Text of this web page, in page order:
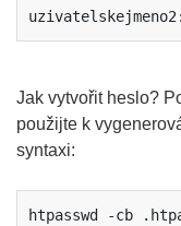
Jak vytvořit heslo?
použijte k
syntaxi:
htpasswd -cb